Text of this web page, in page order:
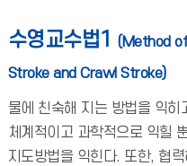
수영교수법1
(Method
Stroke and Crawl Stroke)
물에 친숙해 지는 방법을 익히
체계적이고 과학적으로 익힐
지도방법을 익힌다. 또한, 협